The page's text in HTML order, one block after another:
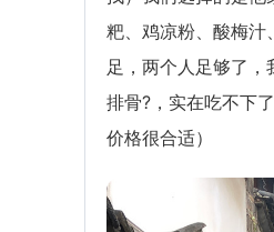
粑、鸡凉粉、酸梅汁
足，两个人足够了
排骨?，实在吃不下
价格很合适）